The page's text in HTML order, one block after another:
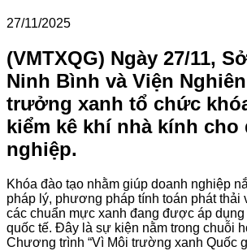
27/11/2025
(VMTXQG) Ngày 27/11,
Ninh Bình và Viện
trưởng xanh tổ chức
kiểm kê khí nhà kính cho
nghiệp.
Khóa đào tạo nhằm giúp doanh nghiệp
pháp lý, phương pháp tính toán phát thải
các chuẩn mực xanh đang được áp
quốc tế. Đây là sự kiện nằm trong chuỗi
Chương trình “Vì Môi trường xanh Quốc